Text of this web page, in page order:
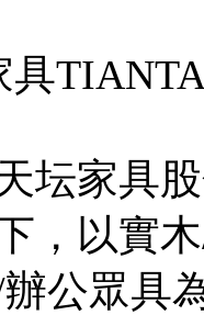
具
坛家具
，以實
公眾具